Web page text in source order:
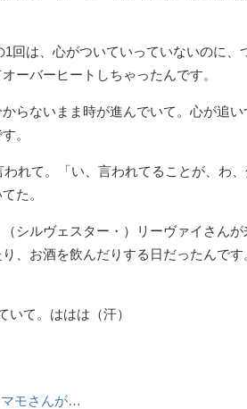
回は、心がついていっていないのに、
ーバーヒートしちゃったんです。
らないまま時が進んでいて。心が追い
。
れて。「い、言われてることが、わ
た。
シルヴェスター・）リーヴァイさんが
、お酒を飲んだりする日だったんです
て。ははは（汗）
マモさんが…